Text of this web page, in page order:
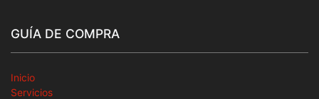
GUÍA DE COMPRA
Inicio
Servicios